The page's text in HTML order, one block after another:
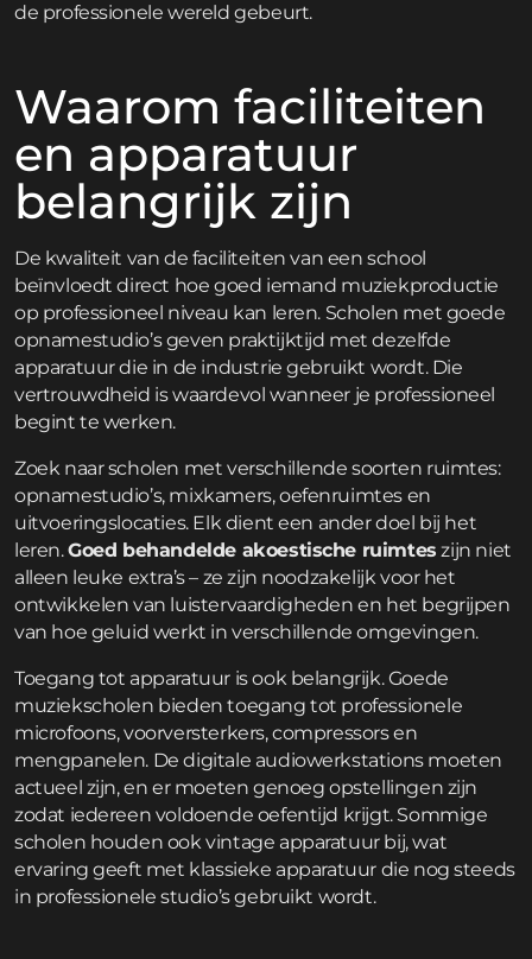
de professionele wereld gebeurt.
Waarom faciliteiten
en apparatuur
belangrijk zijn
De kwaliteit van de faciliteiten van een school
beïnvloedt direct hoe goed iemand muziekproductie
op professioneel niveau kan leren. Scholen met goede
opnamestudio’s geven praktijktijd met dezelfde
apparatuur die in de industrie gebruikt wordt. Die
vertrouwdheid is waardevol wanneer je professioneel
begint te werken.
Zoek naar scholen met verschillende soorten ruimtes:
opnamestudio’s, mixkamers, oefenruimtes en
uitvoeringslocaties. Elk dient een ander doel bij het
leren.Goed behandelde akoestische ruimtes zijn niet
alleen leuke extra’s – ze zijn noodzakelijk voor het
ontwikkelen van luistervaardigheden en het begrijpen
van hoe geluid werkt in verschillende omgevingen.
Toegang tot apparatuur is ook belangrijk. Goede
muziekscholen bieden toegang tot professionele
microfoons, voorversterkers, compressors en
mengpanelen. De digitale audiowerkstations moeten
actueel zijn, en er moeten genoeg opstellingen zijn
zodat iedereen voldoende oefentijd krijgt. Sommige
scholen houden ook vintage apparatuur bij, wat
ervaring geeft met klassieke apparatuur die nog steeds
in professionele studio’s gebruikt wordt.